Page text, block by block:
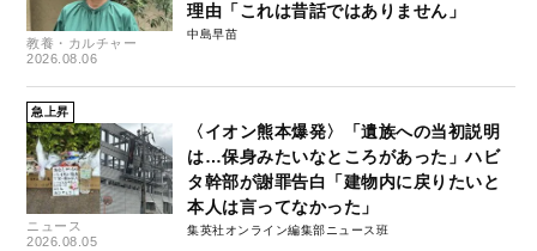
教養・カルチャー
2026.08.06
理由「これは昔話ではありません」
中島早苗
急上昇
ニュース
2026.08.05
〈イオン熊本爆発〉「遺族への当初説明
は…保身みたいなところがあった」ハビ
タ幹部が謝罪告白「建物内に戻りたいと
本人は言ってなかった」
集英社オンライン編集部ニュース班